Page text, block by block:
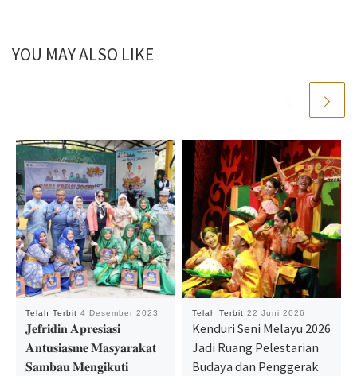
YOU MAY ALSO LIKE
Telah Terbit 4 Desember 2023
𝐉𝐞𝐟𝐫𝐢𝐝𝐢𝐧 𝐀𝐩𝐫𝐞𝐬𝐢𝐚𝐬𝐢
𝐀𝐧𝐭𝐮𝐬𝐢𝐚𝐬𝐦𝐞 𝐌𝐚𝐬𝐲𝐚𝐫𝐚𝐤𝐚𝐭
𝐒𝐚𝐦𝐛𝐚𝐮 𝐌𝐞𝐧𝐠𝐢𝐤𝐮𝐭𝐢
Telah Terbit 22 Juni 2026
Kenduri Seni Melayu 2026
Jadi Ruang Pelestarian
Budaya dan Penggerak